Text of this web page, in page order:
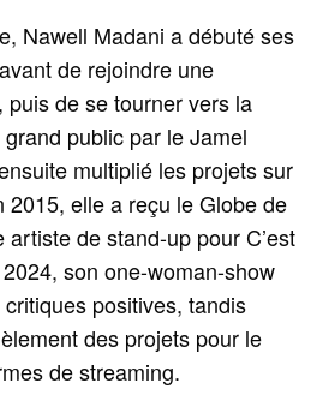
Nawell Madani a débuté ses
de rejoindre une
de se tourner vers la
public par le Jamel
multiplié les projets sur
2015, elle a reçu le Globe de
de stand-up pour C’est
son one-woman-show
positives, tandis
des projets pour le
de streaming.